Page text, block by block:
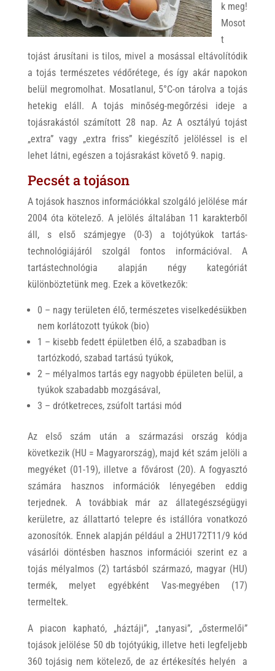
k meg!
Mosot
t
tojást árusítani is tilos, mivel a mosással eltávolítódik
a tojás természetes védőrétege, és így akár napokon
belül megromolhat. Mosatlanul, 5°C-on tárolva a tojás
hetekig eláll. A tojás minőség-megőrzési ideje a
tojásrakástól számított 28 nap. Az A osztályú tojást
„extra” vagy „extra friss” kiegészítő jelöléssel is el
lehet látni, egészen a tojásrakást követő 9. napig.
Pecsét a tojáson
A tojások hasznos információkkal szolgáló jelölése már
2004 óta kötelező. A jelölés általában 11 karakterből
áll, s első számjegye (0-3) a tojótyúkok tartás-
technológiájáról szolgál fontos információval. A
tartástechnológia alapján négy kategóriát
különböztetünk meg. Ezek a következők:
0 – nagy területen élő, természetes viselkedésükben
nem korlátozott tyúkok (bio)
1 – kisebb fedett épületben élő, a szabadban is
tartózkodó, szabad tartású tyúkok,
2 – mélyalmos tartás egy nagyobb épületen belül, a
tyúkok szabadabb mozgásával,
3 – drótketreces, zsúfolt tartási mód
Az első szám után a származási ország kódja
következik (HU = Magyarország), majd két szám jelöli a
megyéket (01-19), illetve a fővárost (20). A fogyasztó
számára hasznos információk lényegében eddig
terjednek. A továbbiak már az állategészségügyi
kerületre, az állattartó telepre és istállóra vonatkozó
azonosítók. Ennek alapján például a 2HU172T11/9 kód
vásárlói döntésben hasznos információi szerint ez a
tojás mélyalmos (2) tartásból származó, magyar (HU)
termék, melyet egyébként Vas-megyében (17)
termeltek.
A piacon kapható, „háztáji”, „tanyasi”, „őstermelői”
tojások jelölése 50 db tojótyúkig, illetve heti legfeljebb
360 tojásig nem kötelező, de az értékesítés helyén a